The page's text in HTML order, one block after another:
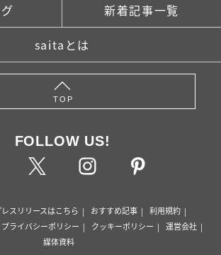
新着記事一覧
saitaとは
TOP
FOLLOW US!
レスリリースはこちら おすすめ記事
利用規約
プライバシーポリシー クッキーポリシー
運営会社
媒体資料